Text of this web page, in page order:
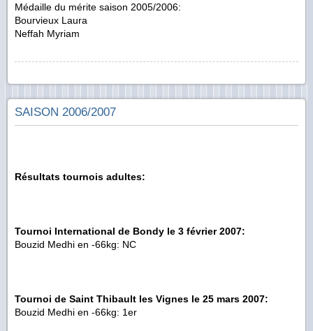
Médaille du mérite saison 2005/2006:
Bourvieux Laura
Neffah Myriam
SAISON 2006/2007
Résultats tournois adultes:
Tournoi International de Bondy le 3 février 2007:
Bouzid Medhi en -66kg: NC
Tournoi de Saint Thibault les Vignes le 25 mars 2007:
Bouzid Medhi en -66kg: 1er